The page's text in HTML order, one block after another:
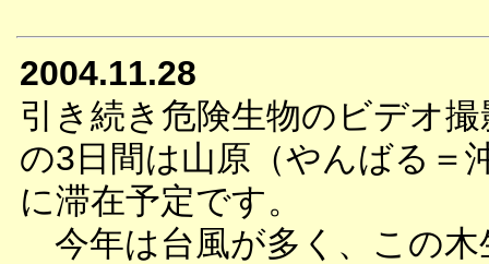
2004.11.28
引き続き危険生物のビデオ
の3日間は山原（やんばる＝
に滞在予定です。
今年は台風が多く、この木